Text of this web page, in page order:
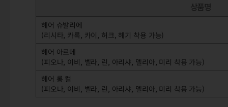
상품명
헤어 슈발리에
(리시타, 카록, 카이, 허크, 헤기 착용 가능)
헤어 아르메
(피오나, 이비, 벨라, 린, 아리샤, 델리아, 미리 착용 가능)
헤어 롱 컬
(피오나, 이비, 벨라, 린, 아리샤, 델리아, 미리 착용 가능)